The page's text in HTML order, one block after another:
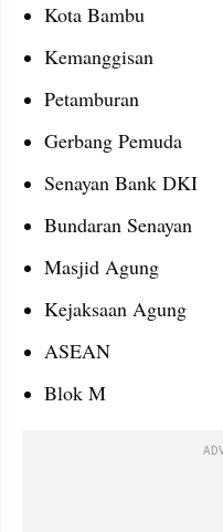
Kota Bambu
Kemanggisan
Petamburan
Gerbang Pemuda
Senayan Bank DKI
Bundaran Senayan
Masjid Agung
Kejaksaan Agung
ASEAN
Blok M